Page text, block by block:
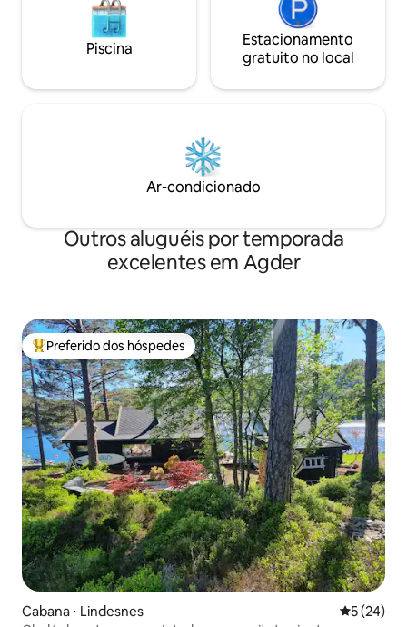
Piscina
Estacionamento
gratuito no local
Ar-condicionado
Outros aluguéis por temporada
excelentes em Agder
Entre os melhores preferidos dos hóspedes
Preferido dos hóspedes
Cabana ⋅ Lindesnes 5 de uma
5 (24)